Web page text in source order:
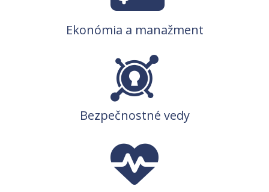
Ekonómia a manažment
Bezpečnostné vedy